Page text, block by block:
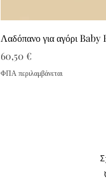
Λαδόπανο για αγόρι
Τιμή
60,50 €
ΦΠΑ περιλαμβάνεται